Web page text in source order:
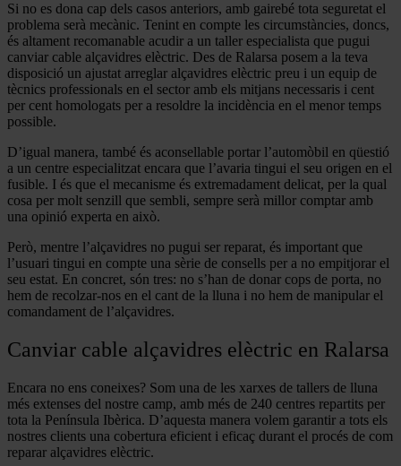
Si no es dona cap dels casos anteriors, amb gairebé tota seguretat el
problema serà mecànic. Tenint en compte les circumstàncies, doncs,
és altament recomanable acudir a un taller especialista que pugui
canviar cable alçavidres elèctric. Des de Ralarsa posem a la teva
disposició un ajustat arreglar alçavidres elèctric preu i un equip de
tècnics professionals en el sector amb els mitjans necessaris i cent
per cent homologats per a resoldre la incidència en el menor temps
possible.
D’igual manera, també és aconsellable portar l’automòbil en qüestió
a un centre especialitzat encara que l’avaria tingui el seu origen en el
fusible. I és que el mecanisme és extremadament delicat, per la qual
cosa per molt senzill que sembli, sempre serà millor comptar amb
una opinió experta en això.
Però, mentre l’alçavidres no pugui ser reparat, és important que
l’usuari tingui en compte una sèrie de consells per a no empitjorar el
seu estat. En concret, són tres: no s’han de donar cops de porta, no
hem de recolzar-nos en el cant de la lluna i no hem de manipular el
comandament de l’alçavidres.
Canviar cable alçavidres elèctric en Ralarsa
Encara no ens coneixes? Som una de les xarxes de tallers de lluna
més extenses del nostre camp, amb més de 240 centres repartits per
tota la Península Ibèrica. D’aquesta manera volem garantir a tots els
nostres clients una cobertura eficient i eficaç durant el procés de com
reparar alçavidres elèctric.